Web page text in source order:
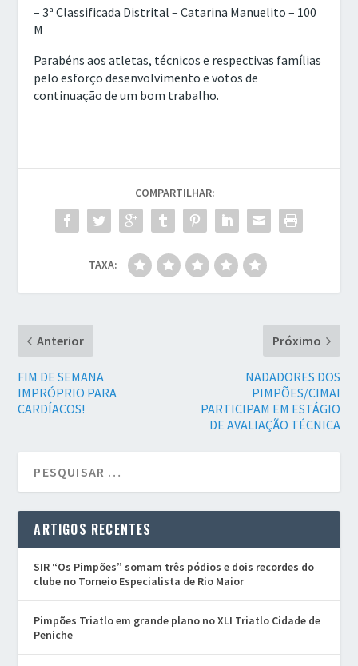
– 3ª Classificada Distrital – Catarina Manuelito – 100
M
Parabéns aos atletas, técnicos e respectivas famílias
pelo esforço desenvolvimento e votos de
continuação de um bom trabalho.
COMPARTILHAR:
TAXA:
Anterior
FIM DE SEMANA
IMPRÓPRIO PARA
CARDÍACOS!
Próximo
NADADORES DOS
PIMPÕES/CIMAI
PARTICIPAM EM ESTÁGIO
DE AVALIAÇÃO TÉCNICA
ARTIGOS RECENTES
SIR “Os Pimpões” somam três pódios e dois recordes do
clube no Torneio Especialista de Rio Maior
Pimpões Triatlo em grande plano no XLI Triatlo Cidade de
Peniche